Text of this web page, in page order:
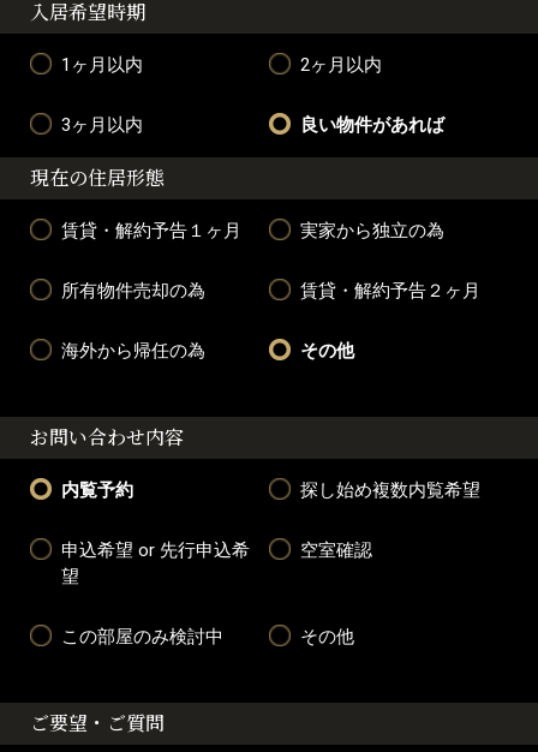
入居希望時期
1ヶ月以内 2ヶ月以内
3ヶ月以内 良い物件があれば
現在の住居形態
賃貸・解約予告１ヶ月 実家から独立の為
所有物件売却の為 賃貸・解約予告２ヶ月
海外から帰任の為 その他
お問い合わせ内容
内覧予約 探し始め複数内覧希望
申込希望 or 先行申込希
望
空室確認
この部屋のみ検討中 その他
ご要望・ご質問